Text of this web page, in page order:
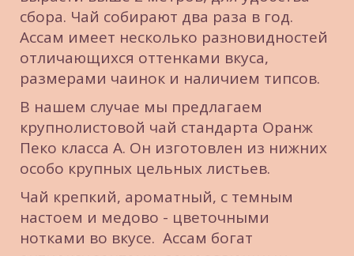
сбора. Чай собирают два раза в год.
Ассам имеет несколько разновидностей
отличающихся оттенками вкуса,
размерами чаинок и наличием типсов.
В нашем случае мы предлагаем
крупнолистовой чай стандарта Оранж
Пеко класса А. Он изготовлен из нижних
особо крупных цельных листьев.
Чай крепкий, ароматный, с темным
настоем и медово - цветочными
нотками во вкусе.  Ассам богат